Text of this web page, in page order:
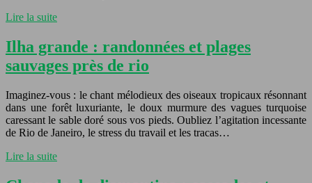
Lire la suite
Ilha grande : randonnées et plages
sauvages près de rio
Imaginez-vous : le chant mélodieux des oiseaux tropicaux résonnant
dans une forêt luxuriante, le doux murmure des vagues turquoise
caressant le sable doré sous vos pieds. Oubliez l’agitation incessante
de Rio de Janeiro, le stress du travail et les tracas…
Lire la suite